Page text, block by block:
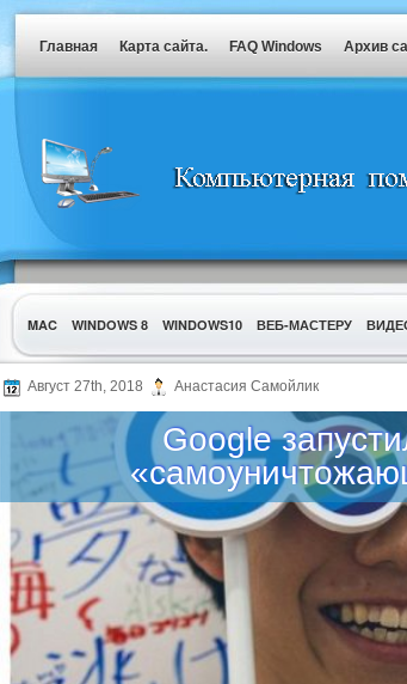
Главная Карта сайта. FAQ Windows Архив
MAC WINDOWS 8 WINDOWS10 ВЕБ-МАСТЕРУ
УТИЛИТЫ
Август 27th, 2018 Анастасия Самойлик
Google